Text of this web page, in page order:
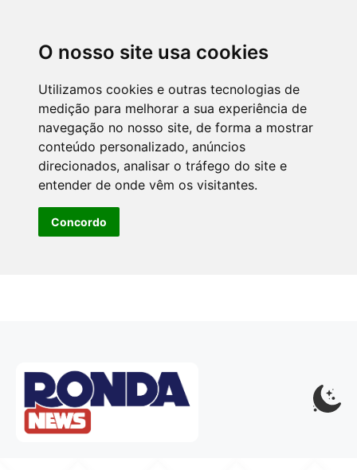
O nosso site usa cookies
Utilizamos cookies e outras tecnologias de
medição para melhorar a sua experiência de
navegação no nosso site, de forma a mostrar
conteúdo personalizado, anúncios
direcionados, analisar o tráfego do site e
entender de onde vêm os visitantes.
Concordo